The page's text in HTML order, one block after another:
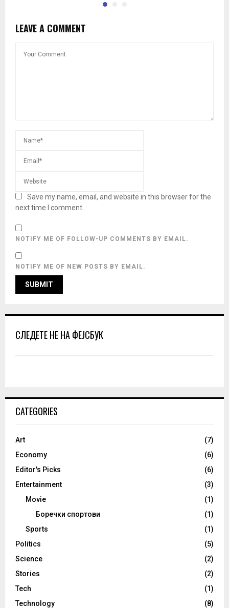
LEAVE A COMMENT
Save my name, email, and website in this browser for the
next time I comment.
NOTIFY ME OF FOLLOW-UP COMMENTS BY EMAIL.
NOTIFY ME OF NEW POSTS BY EMAIL.
СЛЕДЕТЕ НЕ НА ФЕЈСБУК
CATEGORIES
Art
(7)
Economy
(6)
Editor's Picks
(6)
Entertainment
(3)
Movie
(1)
Боречки спортови
(1)
Sports
(1)
Politics
(5)
Science
(2)
Stories
(2)
Tech
(1)
Technology
(8)